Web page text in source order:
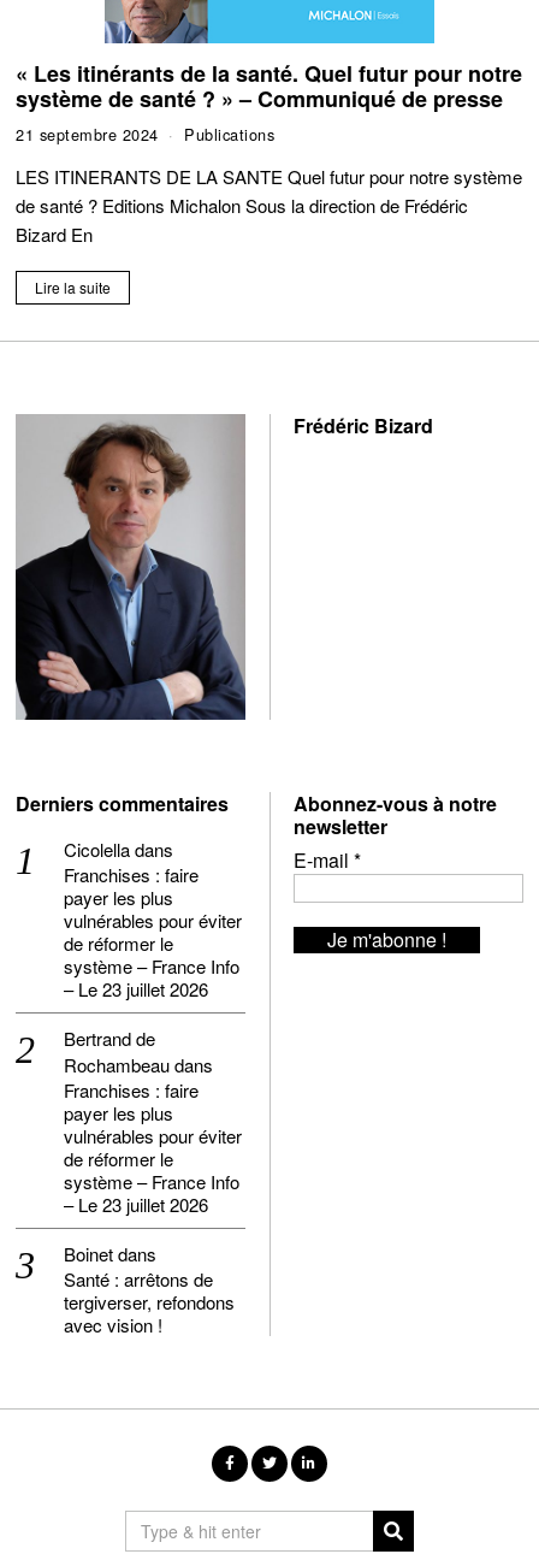
« Les itinérants de la santé. Quel futur pour notre
système de santé ? » – Communiqué de presse
21 septembre 2024 Publications
LES ITINERANTS DE LA SANTE Quel futur pour notre système
de santé ? Editions Michalon Sous la direction de Frédéric
Bizard En
Lire la suite
Frédéric Bizard
Derniers commentaires
Cicolelladans
Franchises : faire
payer les plus
vulnérables pour éviter
de réformer le
système – France Info
– Le 23 juillet 2026
Bertrand de
Rochambeaudans
Franchises : faire
payer les plus
vulnérables pour éviter
de réformer le
système – France Info
– Le 23 juillet 2026
Boinetdans
Santé : arrêtons de
tergiverser, refondons
avec vision !
Abonnez-vous à notre
newsletter
E-mail *